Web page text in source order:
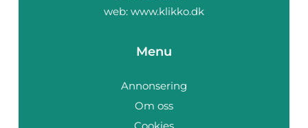
web: www.klikko.dk
Menu
Annonsering
Om oss